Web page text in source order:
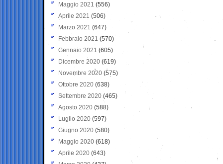
Maggio 2021 (556)
Aprile 2021 (506)
Marzo 2021 (647)
Febbraio 2021 (570)
Gennaio 2021 (605)
Dicembre 2020 (619)
Novembre 2020 (575)
Ottobre 2020 (638)
Settembre 2020(465)
Agosto 2020 (588)
Luglio 2020 (597)
Giugno 2020 (580)
Maggio 2020 (618)
Aprile 2020 (643)